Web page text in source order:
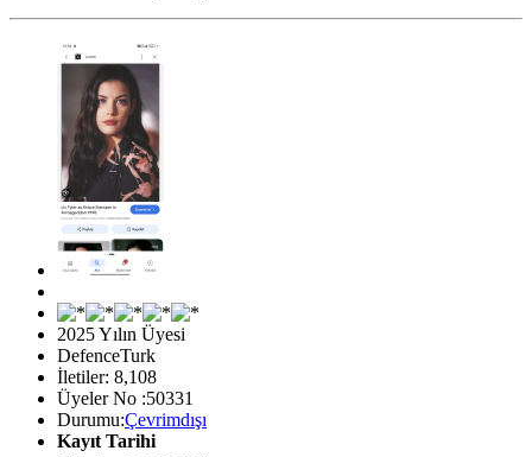
2025 Yılın Üyesi
DefenceTurk
İletiler: 8,108
Üyeler No :50331
Durumu:Çevrimdışı
Kayıt Tarihi